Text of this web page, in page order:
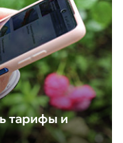
тарифы и